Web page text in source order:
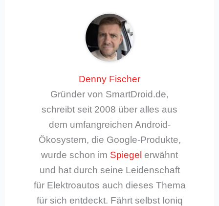
Denny Fischer
Gründer von SmartDroid.de,
schreibt seit 2008 über alles aus
dem umfangreichen Android-
Ökosystem, die Google-Produkte,
wurde schon im Spiegel erwähnt
und hat durch seine Leidenschaft
für Elektroautos auch dieses Thema
für sich entdeckt. Fährt selbst Ioniq